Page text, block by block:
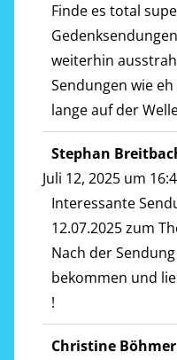
Finde es total
weiterhin
Sendungen wie
lange auf der
Stephan
Juli 12, 2025 um
Interessante
12.07.2025 zum
Nach der
bekommen und
!
Christine Böhmer